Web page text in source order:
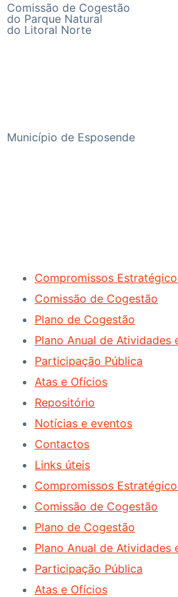
Comissão de Cogestão
do Parque Natural
do Litoral Norte
Município de Esposende
Compromissos
Comissão de Cogestão
Plano de Cogestão
Plano Anual de Atividades
Participação Pública
Atas e Ofícios
Repositório
Notícias e eventos
Contactos
Links úteis
Compromissos
Comissão de Cogestão
Plano de Cogestão
Plano Anual de Atividades
Participação Pública
Atas e Ofícios